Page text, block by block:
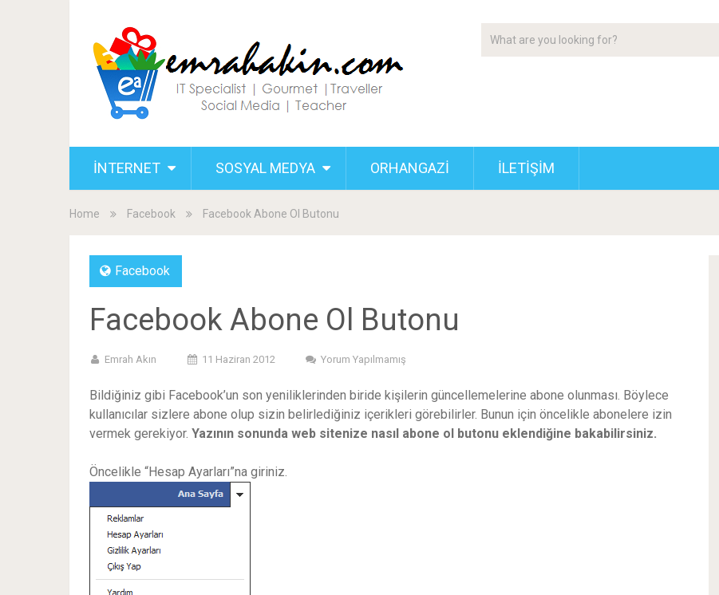
İNTERNET SOSYAL MEDYA ORHANGAZI İLETIŞIM
Home Facebook Facebook Abone Ol Butonu
Facebook
Facebook Abone Ol Butonu
Emrah Akın 11 Haziran 2012 Yorum Yapılmamış
Bildiğiniz gibi Facebook’un son yeniliklerinden biride kişilerin güncellemelerine abone olunması. Böylece
kullanıcılar sizlere abone olup sizin belirlediğiniz içerikleri görebilirler. Bunun için öncelikle abonelere izin
vermek gerekiyor. Yazının sonunda web sitenize nasıl abone ol butonu eklendiğine bakabilirsiniz.
Öncelikle “Hesap Ayarları”na giriniz.